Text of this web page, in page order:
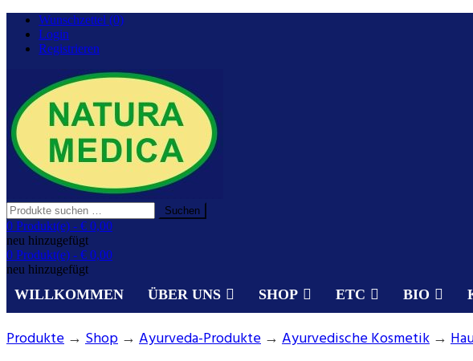
Zurück
zum
Inhalt
Wunschzettel (0)
Login
Registrieren
NATURA MEDICA
Gesundheit aus der Natur.
Suchen
nach:
Suchen
0 Produkt(e) - € 0,00
neu hinzugefügt
0 Produkt(e) - € 0,00
neu hinzugefügt
WILLKOMMEN ÜBER UNS SHOP ETC BIO
Produkte → Shop → Ayurveda-Produkte → Ayurvedische Kosmetik →